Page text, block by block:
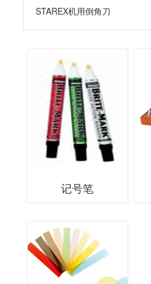
STAREX机用倒角刀
记号笔